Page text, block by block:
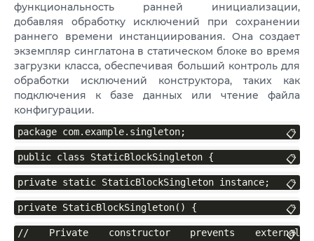
функциональность ранней инициализации,
добавляя обработку исключений при сохранении
раннего времени инстанциирования. Она создает
экземпляр синглатона в статическом блоке во время
загрузки класса, обеспечивая больший контроль для
обработки исключений конструктора, таких как
подключения к базе данных или чтение файла
конфигурации.
package com.example.singleton; 📋
public class StaticBlockSingleton { 📋
private static StaticBlockSingleton instance; 📋
private StaticBlockSingleton() { 📋
// Private constructor prevents external
📋